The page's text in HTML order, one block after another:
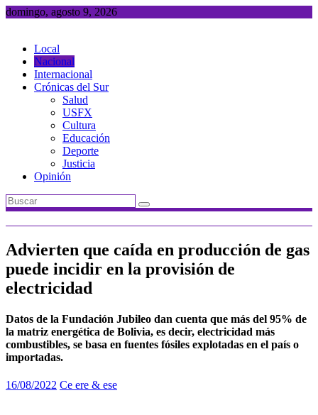
Saltar
domingo, agosto 9, 2026
Local
Nacional
Internacional
Crónicas del Sur
Salud
USFX
Cultura
Educación
Deporte
Justicia
Opinión
Advierten que caída en producción de gas
puede incidir en la provisión de
electricidad
Datos de la Fundación Jubileo dan cuenta que más del 95% de
la matriz energética de Bolivia, es decir, electricidad más
combustibles, se basa en fuentes fósiles explotadas en el país o
importadas.
16/08/2022 Ce ere & ese